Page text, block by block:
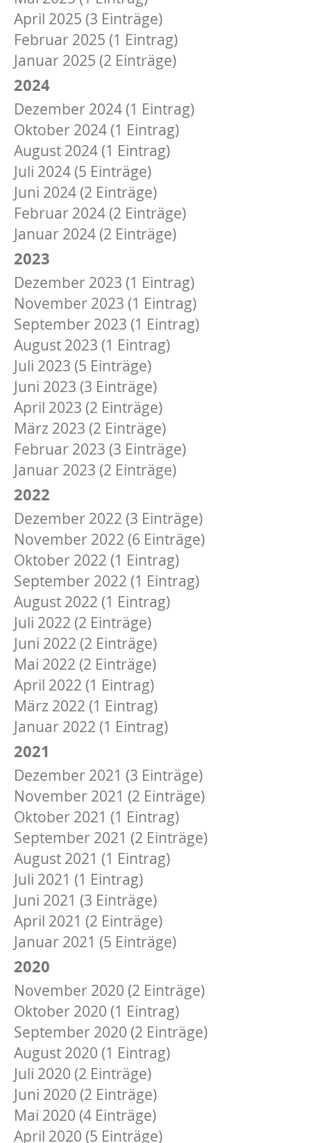
April 2025 (3 Einträge)
Februar 2025 (1 Eintrag)
Januar 2025 (2 Einträge)
2024
Dezember 2024 (1 Eintrag)
Oktober 2024 (1 Eintrag)
August 2024 (1 Eintrag)
Juli 2024 (5 Einträge)
Juni 2024 (2 Einträge)
Februar 2024 (2 Einträge)
Januar 2024 (2 Einträge)
2023
Dezember 2023 (1 Eintrag)
November 2023 (1 Eintrag)
September 2023 (1 Eintrag)
August 2023 (1 Eintrag)
Juli 2023 (5 Einträge)
Juni 2023 (3 Einträge)
April 2023 (2 Einträge)
März 2023 (2 Einträge)
Februar 2023 (3 Einträge)
Januar 2023 (2 Einträge)
2022
Dezember 2022 (3 Einträge)
November 2022 (6 Einträge)
Oktober 2022 (1 Eintrag)
September 2022 (1 Eintrag)
August 2022 (1 Eintrag)
Juli 2022 (2 Einträge)
Juni 2022 (2 Einträge)
Mai 2022 (2 Einträge)
April 2022 (1 Eintrag)
März 2022 (1 Eintrag)
Januar 2022 (1 Eintrag)
2021
Dezember 2021 (3 Einträge)
November 2021 (2 Einträge)
Oktober 2021 (1 Eintrag)
September 2021 (2 Einträge)
August 2021 (1 Eintrag)
Juli 2021 (1 Eintrag)
Juni 2021 (3 Einträge)
April 2021 (2 Einträge)
Januar 2021 (5 Einträge)
2020
November 2020 (2 Einträge)
Oktober 2020 (1 Eintrag)
September 2020 (2 Einträge)
August 2020 (1 Eintrag)
Juli 2020 (2 Einträge)
Juni 2020 (2 Einträge)
Mai 2020 (4 Einträge)
April 2020 (5 Einträge)